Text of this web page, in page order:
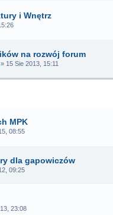
i Wnętrz
na rozwój forum
» 15 Sie 2013, 15:11
MPK
08:55
dla gapowiczów
09:25
23:08